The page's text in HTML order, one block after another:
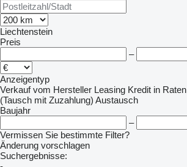
Liechtenstein
Preis
–
Anzeigentyp
Verkauf vom Hersteller Leasing Kredit in Raten
(Tausch mit Zuzahlung) Austausch
Baujahr
–
Vermissen Sie bestimmte Filter?
Änderung vorschlagen
Suchergebnisse: